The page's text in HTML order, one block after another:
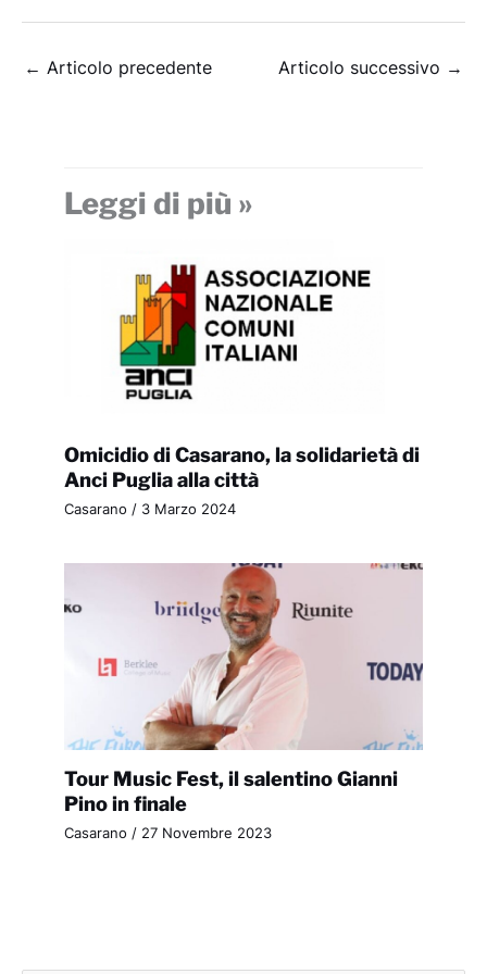
← Articolo precedente Articolo successivo →
Leggi di più »
Omicidio di Casarano, la solidarietà di
Anci Puglia alla città
Casarano / 3 Marzo 2024
Tour Music Fest, il salentino Gianni
Pino in finale
Casarano / 27 Novembre 2023